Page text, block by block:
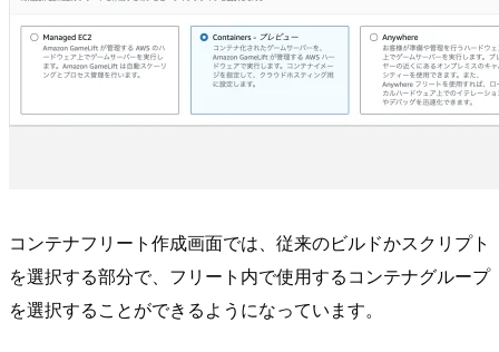
コンテナフリート作成画面では、従来のビルドかスクリプト
を選択する部分で、フリート内で使用するコンテナグループ
を選択することができるようになっています。